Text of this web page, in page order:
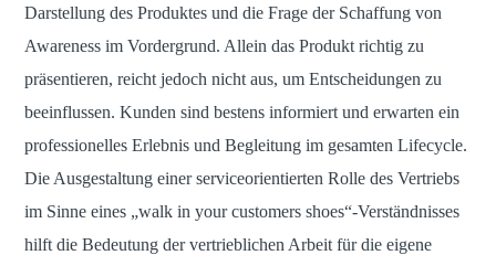
Darstellung des Produktes und die Frage der Schaffung von
Awareness im Vordergrund. Allein das Produkt richtig zu
präsentieren, reicht jedoch nicht aus, um Entscheidungen zu
beeinflussen. Kunden sind bestens informiert und erwarten ein
professionelles Erlebnis und Begleitung im gesamten Lifecycle.
Die Ausgestaltung einer serviceorientierten Rolle des Vertriebs
im Sinne eines „walk in your customers shoes“-Verständnisses
hilft die Bedeutung der vertrieblichen Arbeit für die eigene